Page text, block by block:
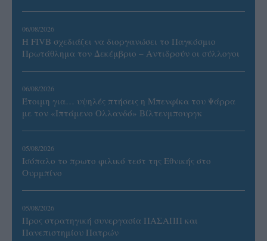
06/08/2026
Η FIVB σχεδιάζει να διοργανώσει το Παγκόσμιο
Πρωτάθλημα τον Δεκέμβριο – Αντιδρούν οι σύλλογοι
06/08/2026
Έτοιμη για… υψηλές πτήσεις η Μπενφίκα του Ψάρρα
με τον «Ιπτάμενο Ολλανδό» Βίλτενμπουργκ
05/08/2026
Ισόπαλο το πρωτο φιλικό τεστ της Εθνικής στο
Ουρμπίνο
05/08/2026
Προς στρατηγική συνεργασία ΠΑΣΑΠΠ και
Πανεπιστημίου Πατρών